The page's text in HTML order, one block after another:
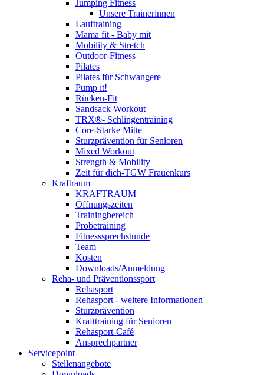
Jumping Fitness
Unsere Trainerinnen
Lauftraining
Mama fit - Baby mit
Mobility & Stretch
Outdoor-Fitness
Pilates
Pilates für Schwangere
Pump it!
Rücken-Fit
Sandsack Workout
TRX®- Schlingentraining
Core-Starke Mitte
Sturzprävention für Senioren
Mixed Workout
Strength & Mobility
Zeit für dich-TGW Frauenkurs
Kraftraum
KRAFTRAUM
Öffnungszeiten
Trainingbereich
Probetraining
Fitnesssprechstunde
Team
Kosten
Downloads/Anmeldung
Reha- und Präventionssport
Rehasport
Rehasport - weitere Informationen
Sturzprävention
Krafttraining für Senioren
Rehasport-Café
Ansprechpartner
Servicepoint
Stellenangebote